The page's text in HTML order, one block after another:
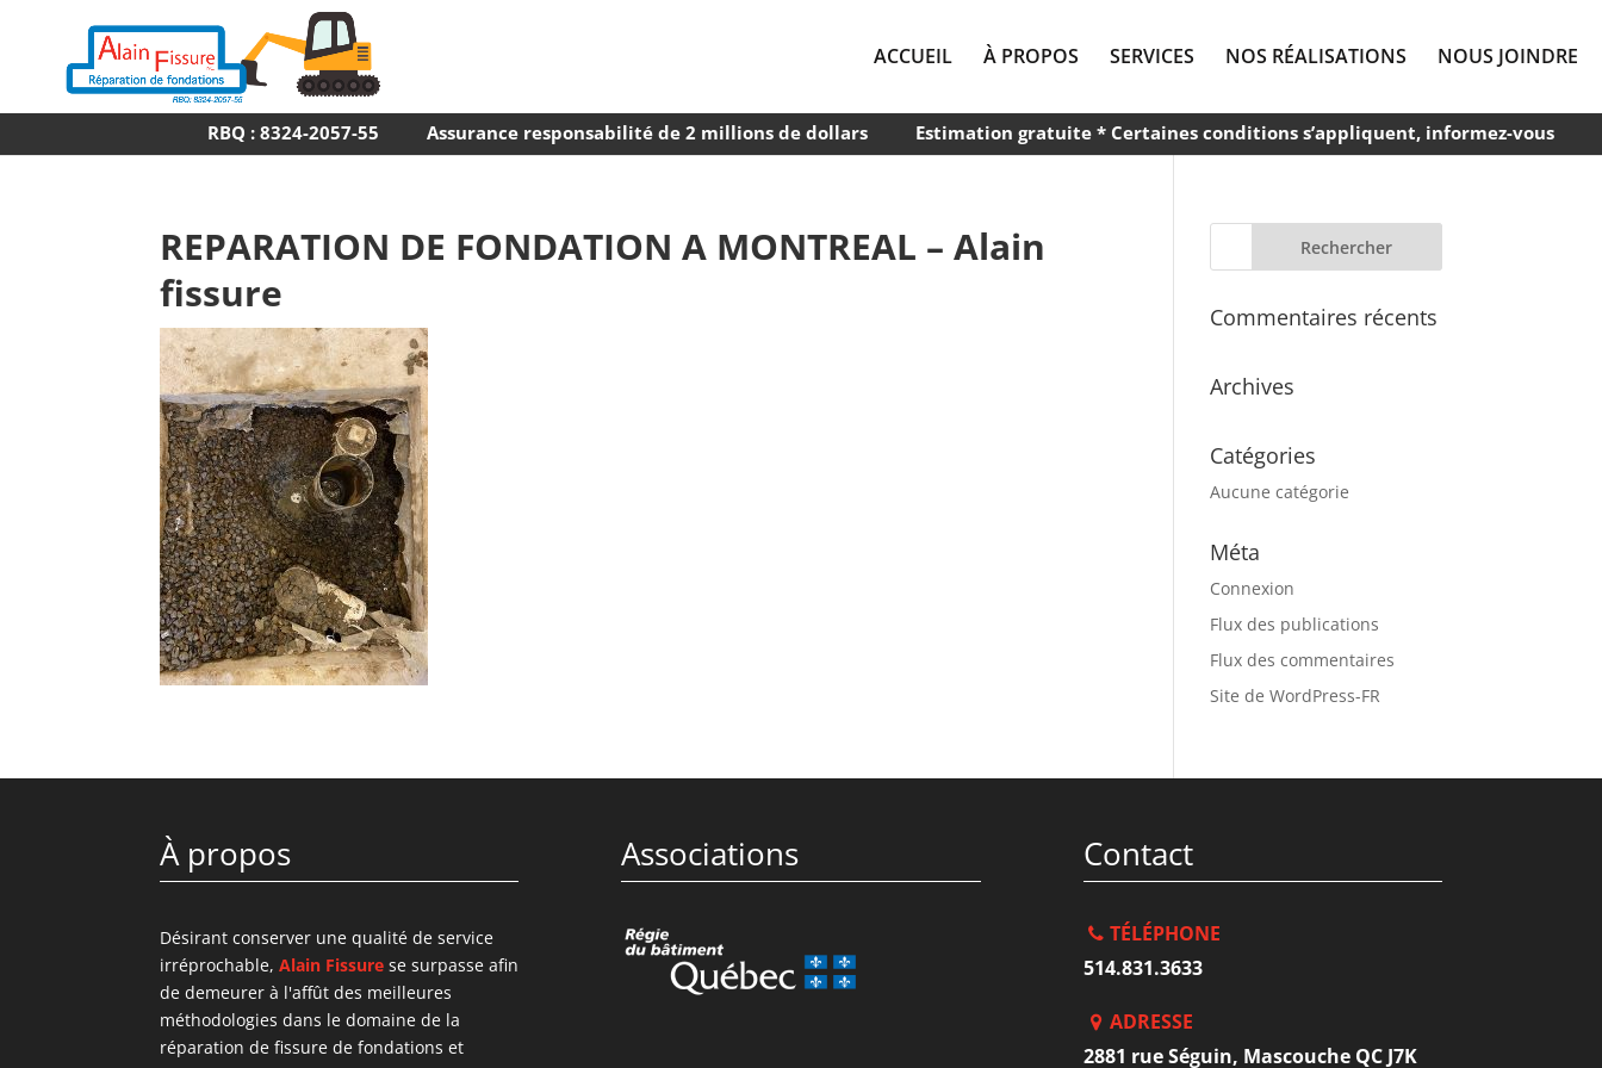
ACCUEIL À PROPOS SERVICES NOS RÉALISATIONS NOUS JOINDRE
RBQ : 8324-2057-55 Assurance responsabilité de 2 millions de dollars Estimation gratuite * Certaines conditions s’appliquent, informez-vous
REPARATION DE FONDATION A MONTREAL – Alain
fissure
Commentaires récents
Archives
Catégories
Aucune catégorie
Méta
Connexion
Flux des publications
Flux des commentaires
Site de WordPress-FR
À propos
Désirant conserver une qualité de service
irréprochable,Alain Fissure se surpasse afin
de demeurer à l'affût des meilleures
méthodologies dans le domaine de la
réparation de fissure de fondations et
Associations Contact
TÉLÉPHONE
514.831.3633
ADRESSE
2881 rue Séguin, Mascouche QC J7K